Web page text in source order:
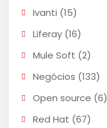
Ivanti (15)
Liferay (16)
Mule Soft (2)
Negócios (133)
Open source (6)
Red Hat (67)